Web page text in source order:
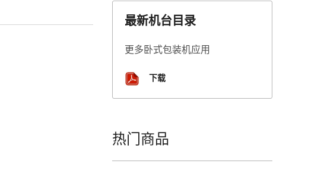
最新机台目录
更多卧式包装机应用
下载
热门商品